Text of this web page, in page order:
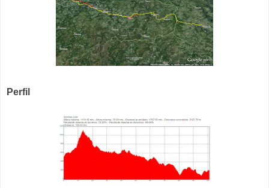
Perfil